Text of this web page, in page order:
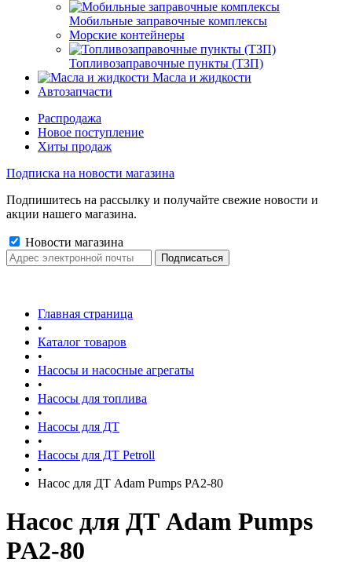
Мобильные заправочные комплексы
Морские контейнеры
Топливозаправочные пункты (ТЗП)
Масла и жидкости
Автозапчасти
Распродажа
Новое поступление
Хиты продаж
Подписка на новости магазина
Подпишитесь на рассылку и получайте свежие новости и
акции нашего магазина.
Новости магазина
Главная страница
•
Каталог товаров
•
Насосы и насосные агрегаты
•
Насосы для топлива
•
Насосы для ДТ
•
Насосы для ДТ Petroll
•
Насос для ДТ Adam Pumps PA2-80
Насос для ДТ Adam Pumps
PA2-80